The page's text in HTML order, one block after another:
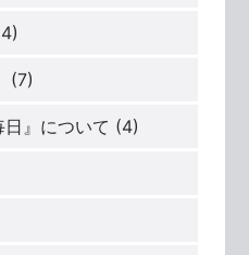
(7)
日』について (4)